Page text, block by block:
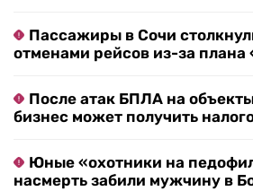
Пассажиры в Сочи
отменами рейсов из-за плана
После атак БПЛА на
бизнес может получить
Юные «охотники на
насмерть забили мужчину в